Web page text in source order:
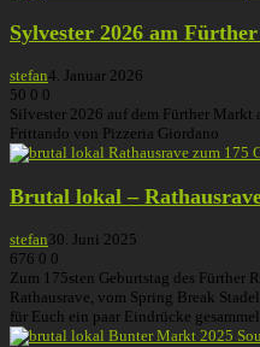
Sylvester 2026 am
stefan4. Januar 2026
50 0 0
Silvester 2026 auf dem Fürther Markt
Frittando von Pizzeria Giordano
Brutal lokal –
stefan30. Juni 2025
676 0 0
Zum 175sten Geburtstag des Fürther
Rathausrave, vom Spring Break
für Euch ein paar Eindrücke